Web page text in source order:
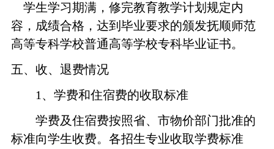
学生学习期满，修完教育教学计划规定内
容，成绩合格，达到毕业要求的颁发抚顺师范
高等专科学校普通高等学校专科毕业证书。
五、收、退费情况
1 、学费和住宿费的收取标准
学费及住宿费按照省、市物价部门批准的
标准向学生收费。各招生专业收取学费标准